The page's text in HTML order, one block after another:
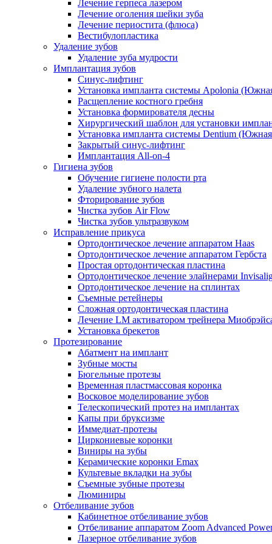
Лечение герпеса лазером
Лечение оголения шейки зуба
Лечение периостита (флюса)
Вестибулопластика
Удаление зубов
Удаление зуба мудрости
Имплантация зубов
Синус-лифтинг
Установка импланта системы Apolonia
Расщепление костного гребня
Установка формирователя десны
Хирургический шаблон для установки
Установка импланта системы Dentium
Закрытый синус-лифтинг
Имплантация All-on-4
Гигиена зубов
Обучение гигиене полости рта
Удаление зубного налета
Фторирование зубов
Чистка зубов Air Flow
Чистка зубов ультразвуком
Исправление прикуса
Ортодонтическое лечение аппаратом Haas
Ортодонтическое лечение аппаратом Гербста
Простая ортодонтическая пластина
Ортодонтическое лечение элайнерами
Ортодонтическое лечение на сплинтах
Съемные ретейнеры
Сложная ортодонтическая пластина
Лечение LM активатором трейнера
Установка брекетов
Протезирование
Абатмент на имплант
Зубные мосты
Бюгельные протезы
Временная пластмассовая коронка
Восковое моделирование зубов
Телескопический протез на имплантах
Капы при бруксизме
Иммедиат-протезы
Циркониевые коронки
Виниры на зубы
Керамические коронки Emax
Культевые вкладки на зубы
Съемные зубные протезы
Люминиры
Отбеливание зубов
Кабинетное отбеливание зубов
Отбеливание аппаратом Zoom Advanced
Лазерное отбеливание зубов